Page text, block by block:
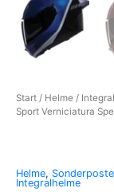
Start / Helme /
Sport Verniciatura
Helme,
Integralhelme